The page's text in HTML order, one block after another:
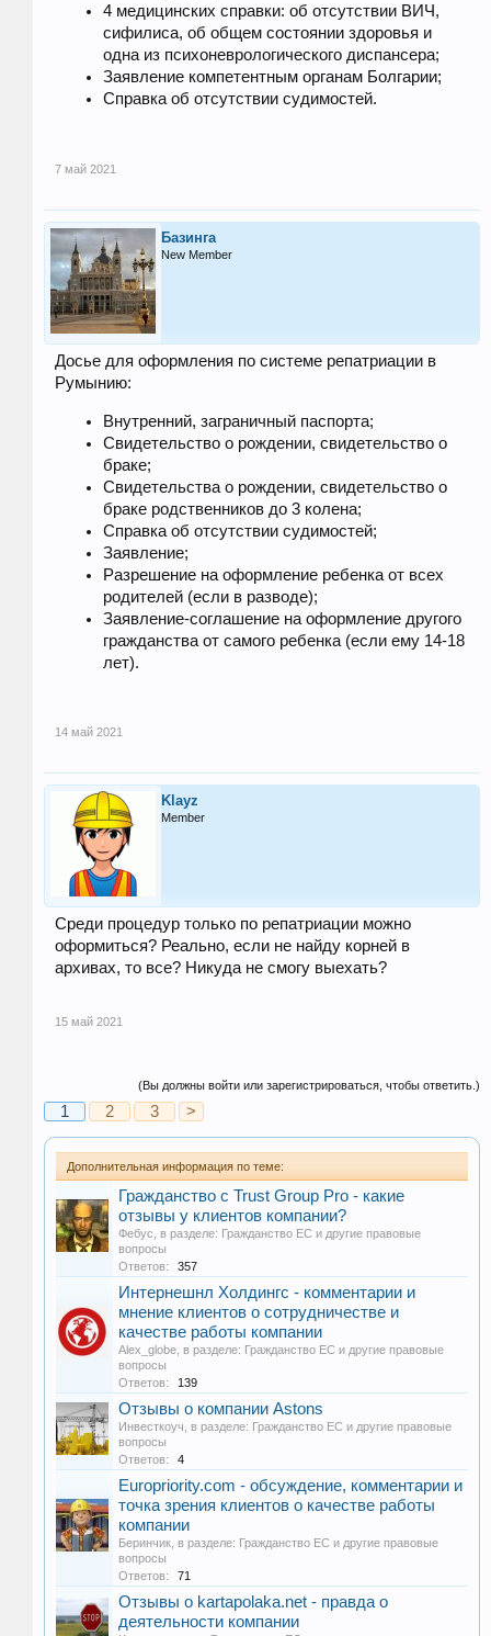
4 медицинских справки: об отсутствии ВИЧ,
сифилиса, об общем состоянии здоровья и
одна из психоневрологического диспансера;
Заявление компетентным органам Болгарии;
Справка об отсутствии судимостей.
7 май 2021
Базинга
New Member
Досье для оформления по системе репатриации в
Румынию:
Внутренний, заграничный паспорта;
Свидетельство о рождении, свидетельство о
браке;
Свидетельства о рождении, свидетельство о
браке родственников до 3 колена;
Справка об отсутствии судимостей;
Заявление;
Разрешение на оформление ребенка от всех
родителей (если в разводе);
Заявление-соглашение на оформление другого
гражданства от самого ребенка (если ему 14-18
лет).
14 май 2021
Klayz
Member
Среди процедур только по репатриации можно
оформиться? Реально, если не найду корней в
архивах, то все? Никуда не смогу выехать?
15 май 2021
(Вы должны войти или зарегистрироваться, чтобы ответить.)
1 2 3 >
Дополнительная информация по теме:
Гражданство с Trust Group Pro - какие
отзывы у клиентов компании?
Фебус , в разделе: Гражданство ЕС и другие правовые
вопросы
Ответов:
357
Интернешнл Холдингс - комментарии и
мнение клиентов о сотрудничестве и
качестве работы компании
Alex_globe , в разделе: Гражданство ЕС и другие правовые
вопросы
Ответов:
139
Отзывы о компании Astons
Инвесткоуч , в разделе: Гражданство ЕС и другие правовые
вопросы
Ответов:
4
Europriority.com - обсуждение, комментарии и
точка зрения клиентов о качестве работы
компании
Беринчик , в разделе: Гражданство ЕС и другие правовые
вопросы
Ответов:
71
Отзывы о kartapolaka.net - правда о
деятельности компании